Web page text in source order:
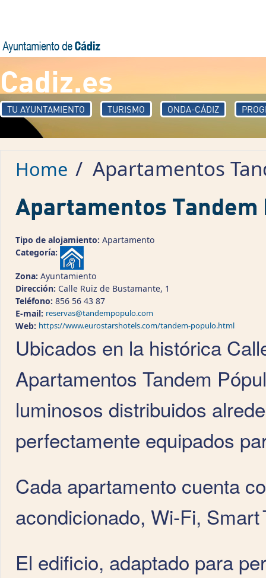
Cadiz.es
TU AYUNTAMIENTO TURISMO ONDA-CÁDIZ
Home / Apartamentos
Apartamentos Tandem
Tipo de alojamiento: Apartamento
Categoría:
Zona: Ayuntamiento
Dirección: Calle Ruiz de Bustamante, 1
Teléfono: 856 56 43 87
E-mail: reservas@tandempopulo.com
Web: https://www.eurostarshotels.com/tandem-populo.html
Ubicados en la histórica
Apartamentos Tandem
luminosos distribuidos
perfectamente equipados
Cada apartamento cuenta
acondicionado, Wi‑Fi,
El edificio, adaptado para